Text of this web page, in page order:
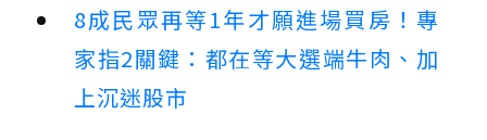
8成民眾再等1年才願進場買房！專
家指2關鍵：都在等大選端牛肉、加
上沉迷股市